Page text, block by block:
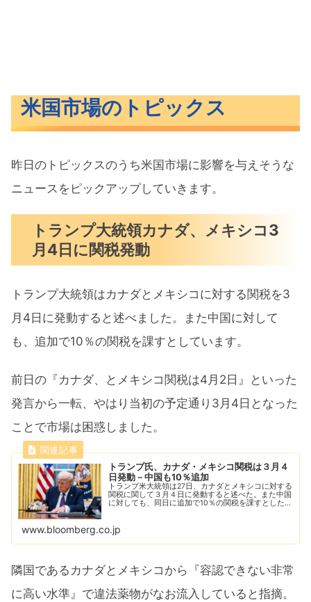
米国市場のトピックス
昨日のトピックスのうち米国市場に影響を与えそうな
ニュースをピックアップしていきます。
トランプ大統領カナダ、メキシコ3
月4日に関税発動
トランプ大統領はカナダとメキシコに対する関税を3
月4日に発動すると述べました。また中国に対して
も、追加で10％の関税を課すとしています。
前日の『カナダ、とメキシコ関税は4月2日』といった
発言から一転、やはり当初の予定通り3月4日となった
ことで市場は困惑しました。
トランプ氏、カナダ・メキシコ関税は３月４
日発動－中国も10％追加
トランプ米大統領は27日、カナダとメキシコに対する
関税に関して３月４日に発動すると述べた。また中国
に対しても、同日に追加で10％の関税を課すとした。
www.bloomberg.co.jp
隣国であるカナダとメキシコから『容認できない非常
に高い水準』で違法薬物がなお流入していると指摘。